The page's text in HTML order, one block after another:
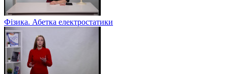
Фізика. Абетка електростатики